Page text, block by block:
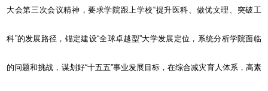
大会第三次会议精神，要求学院跟上学校“提升医科、做优文理、突破工
科”的发展路径，锚定建设“全球卓越型”大学发展定位，系统分析学院面临
的问题和挑战，谋划好“十五五”事业发展目标，在综合减灾育人体系，高素